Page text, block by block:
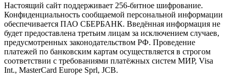
Настоящий сайт поддерживает 256-битное шифрование.
Конфиденциальность сообщаемой персональной информации
обеспечивается ПАО СБЕРБАНК. Введённая информация не
будет предоставлена третьим лицам за исключением случаев,
предусмотренных законодательством РФ. Проведение
платежей по банковским картам осуществляется в строгом
соответствии с требованиями платёжных систем МИР, Visa
Int., MasterCard Europe Sprl, JCB.